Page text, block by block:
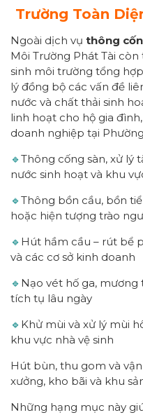
Trường Toàn
Ngoài dịch vụ thông
Môi Trường Phát Tài
sinh môi trường tổng
lý đồng bộ các vấn đề
nước và chất thải sinh
linh hoạt cho hộ gia
doanh nghiệp tại
🔹Thông cống sàn, xử lý
nước sinh hoạt và khu
🔹Thông bồn cầu, bồn
hoặc hiện tượng trào
🔹 Hút hầm cầu – rút bể
và các cơ sở kinh doanh
🔹 Nạo vét hố ga,
tích tụ lâu ngày
🔹 Khử mùi và xử lý mùi
khu vực nhà vệ sinh
Hút bùn, thu gom và
xưởng, kho bãi và khu
Những hạng mục này